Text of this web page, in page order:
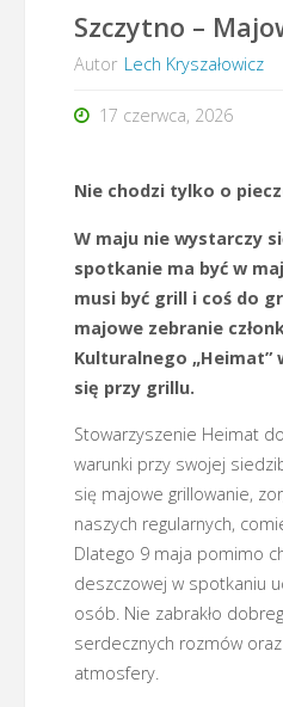
Szczytno –
Autor Lech Kryszałowicz
17 czerwca, 2026
Nie chodzi tylko o
W maju nie wystarczy
spotkanie ma być w
musi być grill i coś do
majowe zebranie
Kulturalnego „Heimat”
się przy grillu.
Stowarzyszenie Heimat
warunki przy swojej
się majowe grillowanie,
naszych regularnych,
Dlatego 9 maja pomimo
deszczowej w spotkaniu
osób. Nie zabrakło
serdecznych rozmów
atmosfery.